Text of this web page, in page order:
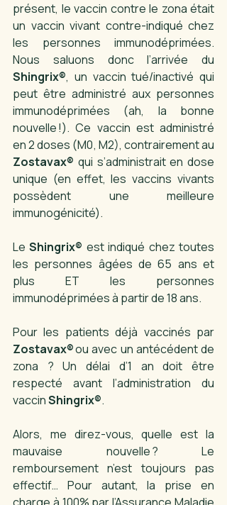
présent, le vaccin contre le zona était
un vaccin vivant contre-indiqué chez
les personnes immunodéprimées.
Shingrix®, un vaccin tué/inactivé qui
peut être administré aux personnes
immunodéprimées (ah, la bonne
nouvelle !). Ce vaccin est administré
Zostavax® qui s’administrait en dose
unique (en effet, les vaccins vivants
possèdent une meilleure
immunogénicité).
Le Shingrix® est indiqué chez toutes
les personnes âgées de 65 ans et
plus ET les personnes
immunodéprimées à partir de 18 ans.
Zostavax® ou avec un antécédent de
zona ? Un délai d’1 an doit être
respecté avant l’administration du
vaccin Shingrix®.
Alors, me direz-vous, quelle est la
mauvaise nouvelle ? Le
remboursement n’est toujours pas
effectif… Pour autant, la prise en